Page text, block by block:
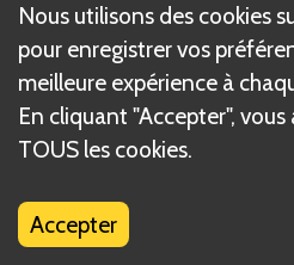
Le Chapardeur
Le Chapardeur ne
joueur. En termes de jeu, on
un joueur ni le propriétaire
Personnage qu’il joue sur le
Il ne peut effectuer que
Nous utilisons des cookies
pour enregistrer vos
meilleure expérience à
En cliquant "Accepter",
TOUS les cookies.
Accepter